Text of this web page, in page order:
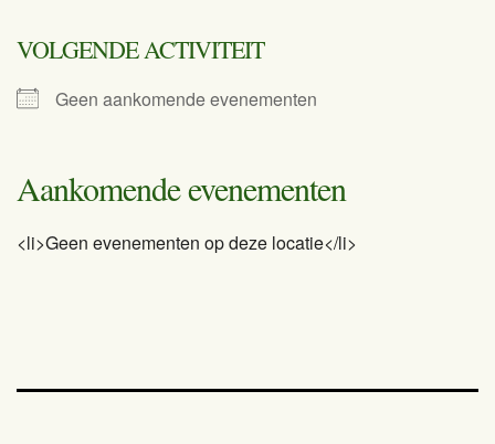
VOLGENDE ACTIVITEIT
Geen aankomende evenementen
Aankomende evenementen
<li>Geen evenementen op deze locatie</li>